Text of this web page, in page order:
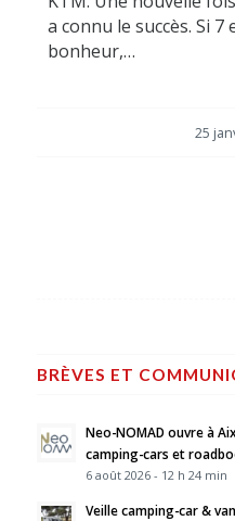
a connu le succès. Si
bonheur,…
25
BRÈVES ET
Neo-NOMAD ouvre à
camping-cars et
6 août 2026 - 12 h 24 min
Veille camping-car &